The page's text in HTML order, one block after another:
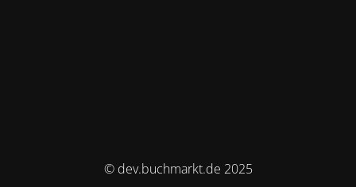
© dev.buchmarkt.de 2025